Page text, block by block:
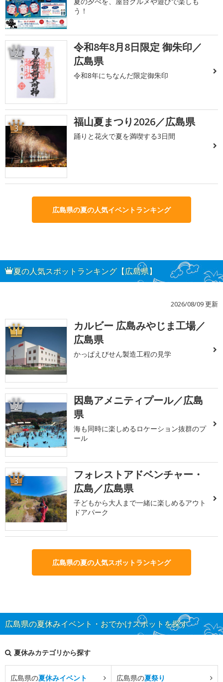
う！
2
令和8年8月8日限定 御朱印／
広島県
令和8年にちなんだ限定御朱印
3 福山夏まつり2026／広島県
踊りと花火で夏を満喫する3日間
広島県の夏の人気イベントランキング
夏の人気スポットランキング【広島県】
2026/08/09 更新
1
カルビー 広島みやじま工場／
広島県
かっぱえびせん製造工程の見学
2
因島アメニティプール／広島
県
海も同時に楽しめるロケーション抜群のプ
ール
3
フォレストアドベンチャー・
広島／広島県
子どもから大人まで一緒に楽しめるアウト
ドアパーク
広島県の夏の人気スポットランキング
広島県の夏休みイベント・おでかけスポットを探す
夏休みカテゴリから探す
広島県の夏休みイベント 広島県の夏祭り